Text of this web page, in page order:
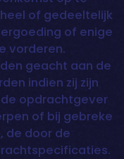
of gedeeltelijk
of enige
vorderen.
geacht aan de
indien zij zijn
opdrachtgever
of bij gebreke
de door de